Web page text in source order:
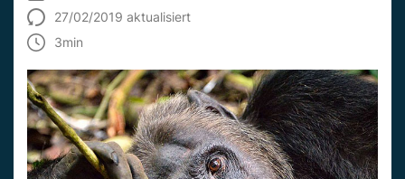
27/02/2019 aktualisiert
3min